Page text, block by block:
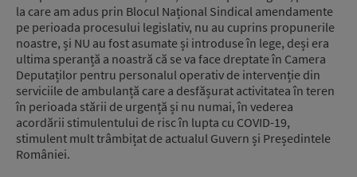
la care am adus prin Blocul Național Sindical amendamente
pe perioada procesului legislativ, nu au cuprins propunerile
noastre, și NU au fost asumate și introduse în lege, deși era
ultima speranță a noastră că se va face dreptate în Camera
Deputaților pentru personalul operativ de intervenție din
serviciile de ambulanță care a desfășurat activitatea în teren
în perioada stării de urgență și nu numai, în vederea
acordării stimulentului de risc în lupta cu COVID-19,
stimulent mult trâmbițat de actualul Guvern și Președintele
României.